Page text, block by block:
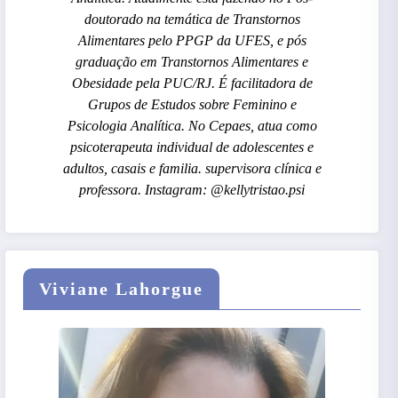
doutorado na temática de Transtornos
Alimentares pelo PPGP da UFES, e pós
graduação em Transtornos Alimentares e
Obesidade pela PUC/RJ. É facilitadora de
Grupos de Estudos sobre Feminino e
Psicologia Analítica. No Cepaes, atua como
psicoterapeuta individual de adolescentes e
adultos, casais e familia. supervisora clínica e
professora. Instagram: @kellytristao.psi
Viviane Lahorgue